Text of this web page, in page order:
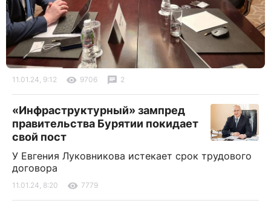
11.01.24, 9:12 9706 2
«Инфраструктурный» зампред
правительства Бурятии покидает
свой пост
У Евгения Луковникова истекает срок трудового
договора
11.01.24, 8:20 7779